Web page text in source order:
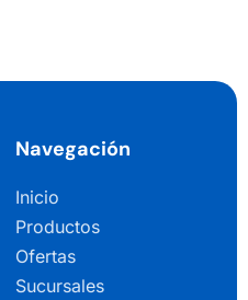
Navegación
Inicio
Productos
Ofertas
Sucursales